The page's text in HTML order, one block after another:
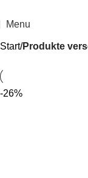
Menu
Start Produkte
-26%